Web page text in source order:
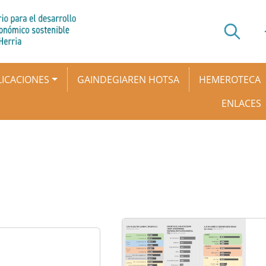
GAINDEGIAREN HOTSA
HEMEROTECA
ENLACES